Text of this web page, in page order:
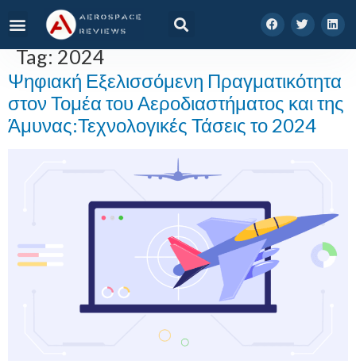
Tag:2024
Ψηφιακή Εξελισσόμενη Πραγματικότητα
στον Τομέα του Αεροδιαστήματος και της
Άμυνας:Τεχνολογικές Τάσεις το 2024